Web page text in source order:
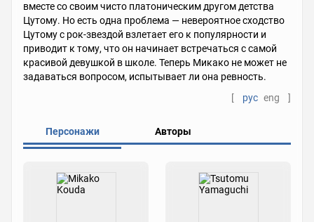
вместе со своим чисто платоническим другом детства
Цутому. Но есть одна проблема — невероятное сходство
Цутому с рок-звездой взлетает его к популярности и
приводит к тому, что он начинает встречаться с самой
красивой девушкой в школе. Теперь Микако не может не
задаваться вопросом, испытывает ли она ревность.
[
рус eng ]
Персонажи Авторы